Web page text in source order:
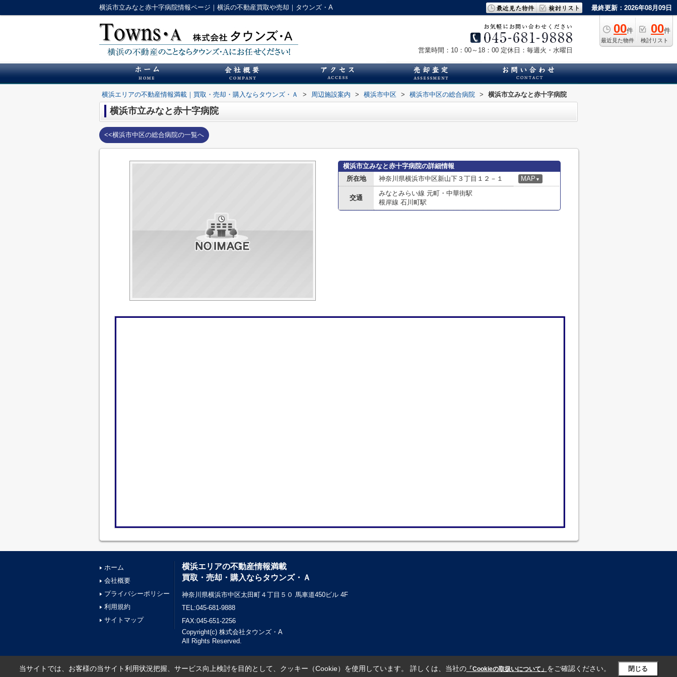
横浜市立みなと赤十字病院情報ページ｜横浜の不動産買取や売却｜タウンズ・A 最終更新：2026年08月09日
00件
最近見た物件
00件
検討リスト
営業時間：10：00～18：00 定休日：毎週火・水曜日
横浜エリアの不動産情報満載｜買取・売却・購入ならタウンズ・Ａ > 周辺施設案内 > 横浜市中区 > 横浜市中区の総合病院 > 横浜市立みなと赤十字病院
横浜市立みなと赤十字病院
<<横浜市中区の総合病院の一覧へ
横浜市立みなと赤十字病院の詳細情報
所在地
神奈川県横浜市中区新山下３丁目１２－１ MAP ▼
交通
みなとみらい線 元町・中華街駅
根岸線 石川町駅
ホーム
会社概要
プライバシーポリシー
利用規約
サイトマップ
横浜エリアの不動産情報満載
買取・売却・購入ならタウンズ・Ａ
神奈川県横浜市中区太田町４丁目５０ 馬車道450ビル 4F
TEL:045-681-9888
FAX:045-651-2256
Copyright(c) 株式会社タウンズ・A
All Rights Reserved.
当サイトでは、お客様の当サイト利用状況把握、サービス向上検討を目的として、クッキー（Cookie）を使用しています。 詳しくは、当社の「Cookieの取扱いについて」 をご確認ください。 閉じる